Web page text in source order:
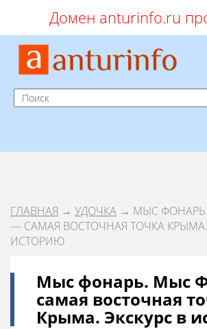
Домен anturinfo.ru
ГЛАВНАЯ → УДОЧКА → МЫС
— САМАЯ ВОСТОЧНАЯ ТОЧКА КРЫМА.
ИСТОРИЮ
Мыс фонарь. Мыс
самая восточная
Крыма. Экскурс в